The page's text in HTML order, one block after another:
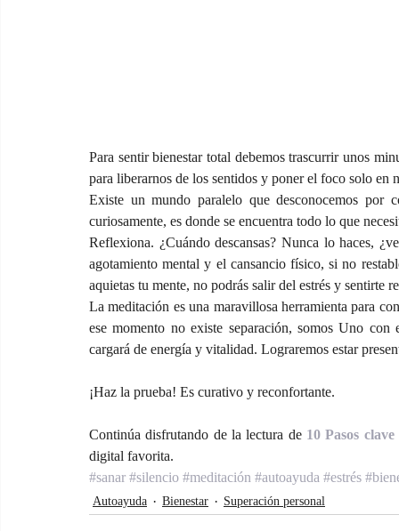
Para sentir bienestar total debemos trascurrir unos
para liberarnos de los sentidos y poner el foco solo en
Existe un mundo paralelo que desconocemos
curiosamente, es donde se encuentra todo lo que
Reflexiona. ¿Cuándo descansas? Nunca lo haces,
agotamiento mental y el cansancio físico, si no
aquietas tu mente, no podrás salir del estrés y sentirte
La meditación es una maravillosa herramienta para
ese momento no existe separación, somos Uno
cargará de energía y vitalidad. Lograremos estar
¡Haz la prueba! Es curativo y reconfortante.
Continúa disfrutando de la lectura de 10 Pasos
digital favorita.
#sanar #silencio #meditación #autoayuda #estrés
Autoayuda Bienestar Superación personal